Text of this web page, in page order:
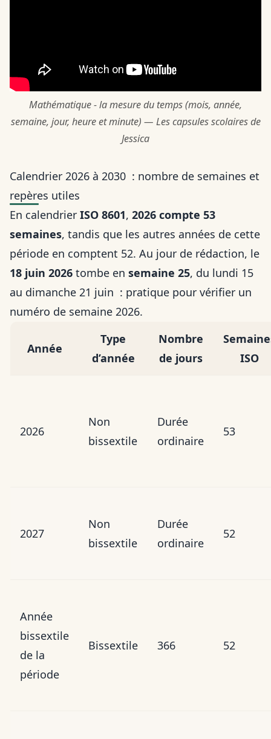
Mathématique - la mesure du temps (mois, année,
semaine, jour, heure et minute) — Les capsules scolaires de
Jessica
Calendrier 2026 à 2030 : nombre de semaines et
repères utiles
En calendrier ISO 8601, 2026 compte 53
semaines, tandis que les autres années de cette
période en comptent 52. Au jour de rédaction, le
18 juin 2026 tombe en semaine 25, du lundi 15
au dimanche 21 juin : pratique pour vérifier un
numéro de semaine 2026.
Année
Type
d’année
Nombre
de jours
ISO
2026
Non
bissextile
Durée
ordinaire
53
2027
Non
bissextile
Durée
ordinaire
52
Année
bissextile
de la
période
Bissextile 366 52